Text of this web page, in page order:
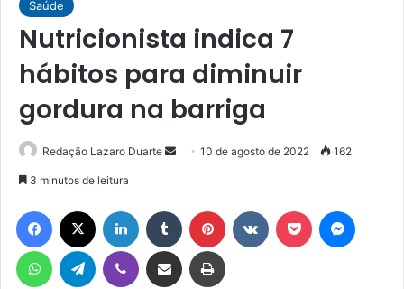
Saúde
Nutricionista indica 7
hábitos para diminuir
gordura na barriga
Redação Lazaro Duarte
Mande
mail
10 de agosto de 2022 162
3 minutos de leitura
Facebook Linkedin Tumblr Pinterest Pocket
WhatsAppTelegram Viber Compartilhar via e-mail Imprimir